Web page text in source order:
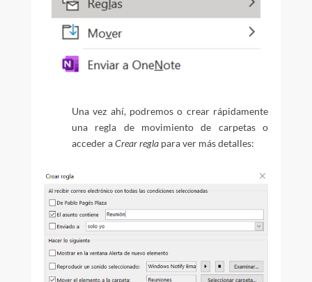
Una vez ahí, podremos o crear rápidamente
una regla de movimiento de carpetas o
acceder aCrear reglapara ver más detalles: